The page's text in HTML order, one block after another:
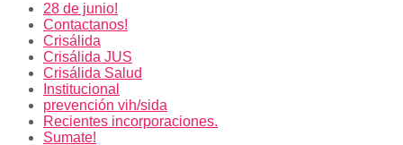
28 de junio!
Contactanos!
Crisálida
Crisálida JUS
Crisálida Salud
Institucional
prevención vih/sida
Recientes incorporaciones.
Sumate!